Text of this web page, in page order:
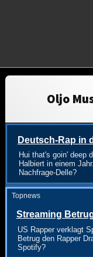
Oljo
Deutsch-Rap in
Hui that's goin' deep
Halbiert in einem
Nachfrage-Delle?
Topnews
Streaming
US Rapper verklagt
Betrug den Rapper
Spotify?